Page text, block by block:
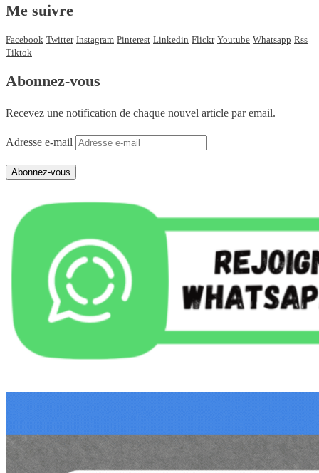
Me suivre
Facebook Twitter Instagram Pinterest Linkedin Flickr Youtube Whatsapp Rss
Tiktok
Abonnez-vous
Recevez une notification de chaque nouvel article par email.
Adresse e-mail
Abonnez-vous